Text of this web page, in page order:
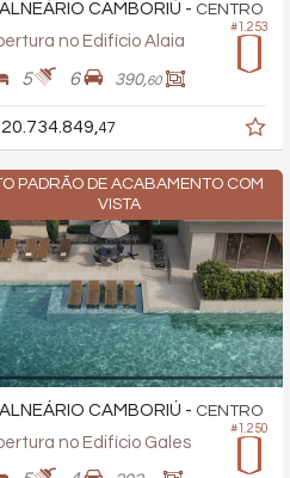
#1.253
CAMBORIÚ - CENTRO
no Edifício Alaia
5 6 390,60
47
PADRÃO DE ACABAMENTO COM
VISTA
#1.250
CAMBORIÚ - CENTRO
no Edifício Gales